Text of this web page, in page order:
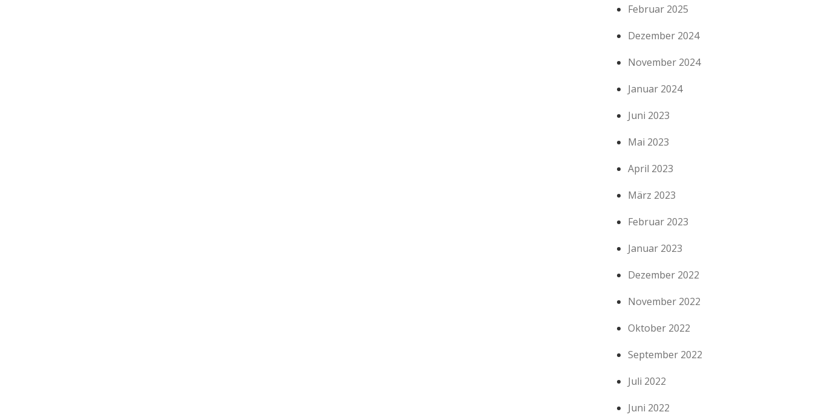
Februar 2025
Dezember 2024
November 2024
Januar 2024
Juni 2023
Mai 2023
April 2023
März 2023
Februar 2023
Januar 2023
Dezember 2022
November 2022
Oktober 2022
September 2022
Juli 2022
Juni 2022